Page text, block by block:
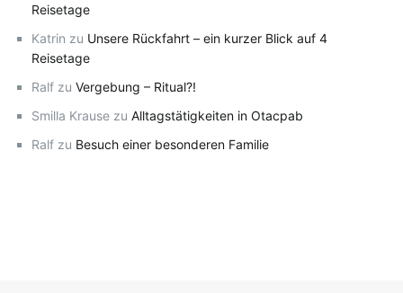
Reisetage
Katrin zu Unsere Rückfahrt – ein kurzer Blick auf 4
Reisetage
Ralf zu Vergebung – Ritual?!
Smilla Krause zu Alltagstätigkeiten in Otacpab
Ralf zu Besuch einer besonderen Familie